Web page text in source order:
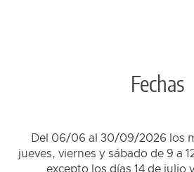
Fechas
Del 06/06 al 30/09/2026 los
jueves, viernes y sábado de 9 a
excepto los días 14 de julio